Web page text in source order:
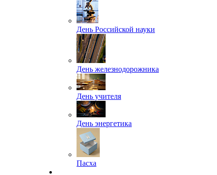
День Российской науки
День железнодорожника
День учителя
День энергетика
Пасха